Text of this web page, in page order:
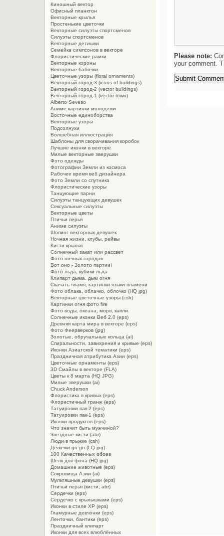
Please note:
your comment.
Киношный вектор
Офисный планктон
Векторные крылья
Простенькие цветочки
Векторные силуэты спортсменов
Силуэты спортсменов
Векторные детишки
Семейка симпсонов в векторе
Флористические рамки
Векторные короны
Векторные бабочки
Цветочные узоры (floral ornaments)
Векторный город-3 (icons of buildings)
Векторный город-2 (vector buildings)
Векторный город-1 (vector town)
Alberto Seveso
Aниме картинки молодежи
Восточные единоборства
Векторные узоры
Подсолнухи
Волшебная иллюстрация
Шаблоны для сворачивания коробок
Лучшие иконки в векторе
Милые векторные зверушки
Фото одежды
Фотографии Земли из космоса
Рабочее время веб дизайнера
Фото Земли со спутника
Флористические узоры
Танцующие парни
Силуэты танцующих девушек
Сексуальные силуэты
Векторные цветы
Птичьи перья
Аниме силуэты
Шопинг векторных девушек
Ночная жизни, клубы, рейвы
Кисти крылья
Солнечный закат или рассвет
Фото ночных городов
Вот оно - Золото партии!
Фото льда, кубики льда
Клипарт дыма, дым огня
Cкачать пламя, картинки языки пламени
Фото облака, облачко, облочко (HQ jpg)
Векторные цветочные узоры (csh)
Картинки огня фото fire
Фото воды, океана, моря, капли.
Солнечные иконки Веб 2.0 (eps)
Древняя карта мира в векторе (eps)
Фото Феерверков (jpg)
Золотые, обручальные кольца (ai)
Спиральности, завихрения и кривые (eps)
Иконки Азиатской тематики (eps)
Праздничная атрибутика Азии (eps)
Цветочные орнаменты (eps)
3D Смайлы в векторе (FLA)
Цветы к 8 марта (HQ JPG)
Милые зверушки (ai)
Chuck Anderson
Флористика в кривых (eps)
Флористичный гранж (eps)
Татуировки пак-2 (eps)
Татуировки пак-1 (eps)
Иконки продуктов (eps)
Что значит быть мужчиной?
Звездные кисти (abr)
Люди в прыжке (csh)
Девочки go-go (LQ jpg)
100 Качественных обоев
Шелк для фона (HQ jpg)
Домашние животные (eps)
Сокровища Азии (ai)
Мультяшные девушки (eps)
Птичьи перья (кисти, abr)
Сердечки (eps)
Сердечко с крылышками (eps)
Иконки в стиле XP (eps)
Гламурные девчонки (eps)
Ленточки, бантики (eps)
Праздничный клипарт
Иконки для всех влюблённых